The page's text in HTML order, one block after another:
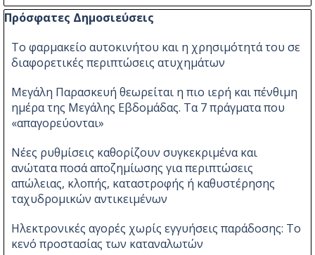
Παράλειψη μπλόκ Πρόσφατες Δημοσιεύσεις
Πρόσφατες Δημοσιεύσεις
Το φαρμακείο αυτοκινήτου και η χρησιμότητά του σε
διαφορετικές περιπτώσεις ατυχημάτων
Μεγάλη Παρασκευή θεωρείται η πιο ιερή και πένθιμη
ημέρα της Μεγάλης Εβδομάδας. Τα 7 πράγματα που
«απαγορεύονται»
Νέες ρυθμίσεις καθορίζουν συγκεκριμένα και
ανώτατα ποσά αποζημίωσης για περιπτώσεις
απώλειας, κλοπής, καταστροφής ή καθυστέρησης
ταχυδρομικών αντικειμένων
Ηλεκτρονικές αγορές χωρίς εγγυήσεις παράδοσης: Το
κενό προστασίας των καταναλωτών